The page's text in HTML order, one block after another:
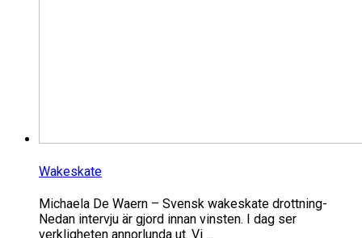
Wakeskate
Michaela De Waern – Svensk wakeskate drottning-
Nedan intervju är gjord innan vinsten. I dag ser
verkligheten annorlunda ut. Vi ...